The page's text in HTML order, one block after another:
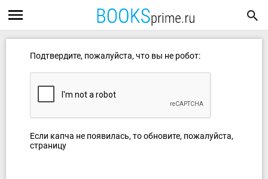
Подтвердите, пожалуйста, что вы не робот:
Если капча не появилась, то обновите, пожалуйста,
страницу